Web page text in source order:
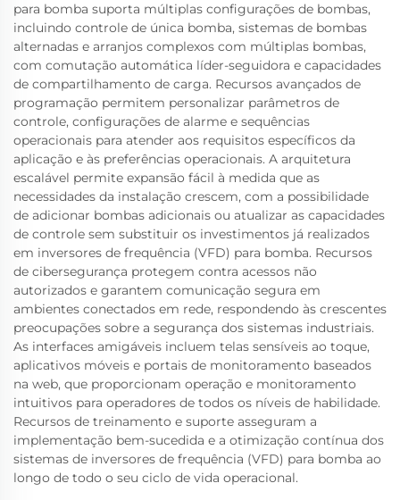
para bomba suporta múltiplas configurações de bombas,
incluindo controle de única bomba, sistemas de bombas
alternadas e arranjos complexos com múltiplas bombas,
com comutação automática líder-seguidora e capacidades
de compartilhamento de carga. Recursos avançados de
programação permitem personalizar parâmetros de
controle, configurações de alarme e sequências
operacionais para atender aos requisitos específicos da
aplicação e às preferências operacionais. A arquitetura
escalável permite expansão fácil à medida que as
necessidades da instalação crescem, com a possibilidade
de adicionar bombas adicionais ou atualizar as capacidades
de controle sem substituir os investimentos já realizados
em inversores de frequência (VFD) para bomba. Recursos
de cibersegurança protegem contra acessos não
autorizados e garantem comunicação segura em
ambientes conectados em rede, respondendo às crescentes
preocupações sobre a segurança dos sistemas industriais.
As interfaces amigáveis incluem telas sensíveis ao toque,
aplicativos móveis e portais de monitoramento baseados
na web, que proporcionam operação e monitoramento
intuitivos para operadores de todos os níveis de habilidade.
Recursos de treinamento e suporte asseguram a
implementação bem-sucedida e a otimização contínua dos
sistemas de inversores de frequência (VFD) para bomba ao
longo de todo o seu ciclo de vida operacional.